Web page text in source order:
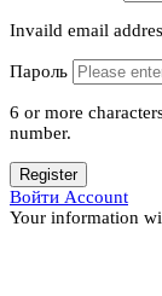
Invaild email
Пароль
6 or more
number.
Register
Войти Account
Your information